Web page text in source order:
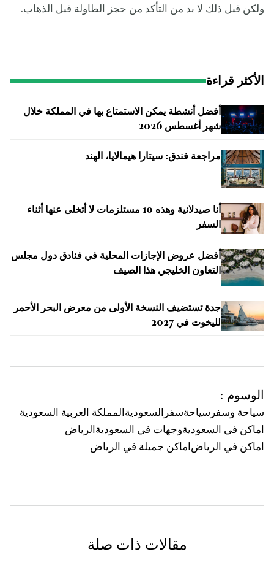
ولكن قبل ذلك لا بد من التأكد من حجز الطاولة قبل الذهاب.
الأكثر قراءة
أفضل أنشطة يمكن الاستمتاع بها في المملكة خلال
شهر أغسطس 2026
مراجعة فندق: سيتارا هيمالايا، الهند
أنا صيدلانية وهذه 10 مستلزمات لا أتخلى عنها أثناء
السفر
أفضل عروض الإجازات المحلية في فنادق دول مجلس
التعاون الخليجي هذا الصيف
جدة تستضيف النسخة الأولى من معرض البحر الأحمر
لليخوت في 2027
الوسوم :
سياحة وسفر سياحةسفر السعودية المملكة العربية السعودية
اماكن في السعوديةوجهات في السعودية الرياض
اماكن في الرياض اماكن جميلة في الرياض
مقالات ذات صلة